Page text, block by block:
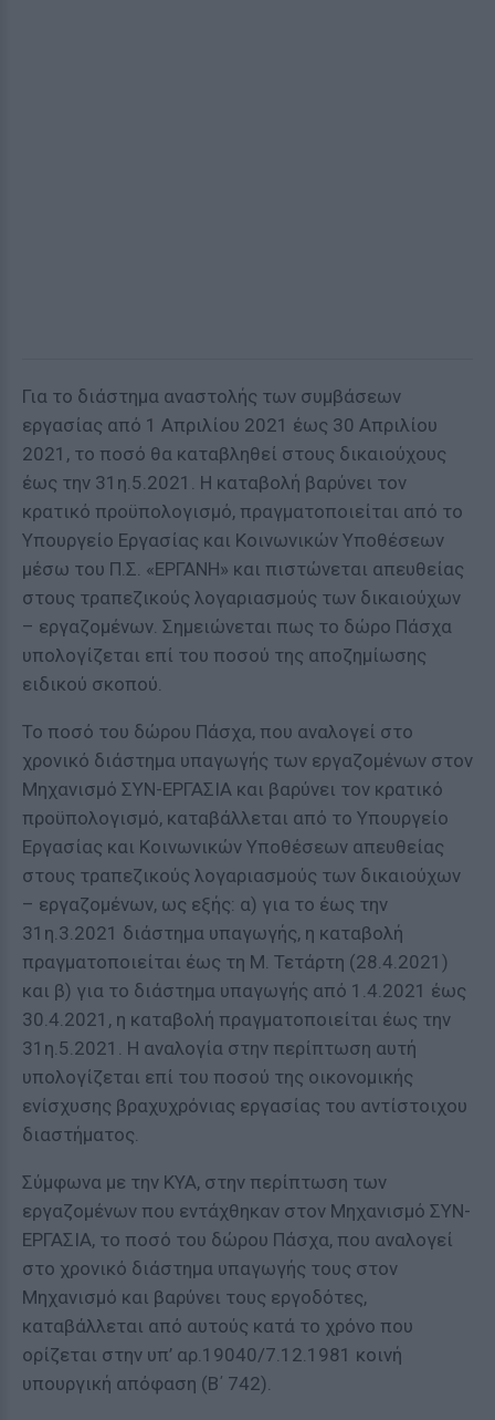
Για το διάστημα αναστολής των συμβάσεων
εργασίας από 1 Απριλίου 2021 έως 30 Απριλίου
2021, το ποσό θα καταβληθεί στους δικαιούχους
έως την 31η.5.2021. Η καταβολή βαρύνει τον
κρατικό προϋπολογισμό, πραγματοποιείται από το
Υπουργείο Εργασίας και Κοινωνικών Υποθέσεων
μέσω του Π.Σ. «ΕΡΓΑΝΗ» και πιστώνεται απευθείας
στους τραπεζικούς λογαριασμούς των δικαιούχων
– εργαζομένων. Σημειώνεται πως το δώρο Πάσχα
υπολογίζεται επί του ποσού της αποζημίωσης
ειδικού σκοπού.
Το ποσό του δώρου Πάσχα, που αναλογεί στο
χρονικό διάστημα υπαγωγής των εργαζομένων στον
Μηχανισμό ΣΥΝ-ΕΡΓΑΣΙΑ και βαρύνει τον κρατικό
προϋπολογισμό, καταβάλλεται από το Υπουργείο
Εργασίας και Κοινωνικών Υποθέσεων απευθείας
στους τραπεζικούς λογαριασμούς των δικαιούχων
– εργαζομένων, ως εξής: α) για το έως την
31η.3.2021 διάστημα υπαγωγής, η καταβολή
πραγματοποιείται έως τη Μ. Τετάρτη (28.4.2021)
και β) για το διάστημα υπαγωγής από 1.4.2021 έως
30.4.2021, η καταβολή πραγματοποιείται έως την
31η.5.2021. Η αναλογία στην περίπτωση αυτή
υπολογίζεται επί του ποσού της οικονομικής
ενίσχυσης βραχυχρόνιας εργασίας του αντίστοιχου
διαστήματος.
Σύμφωνα με την ΚΥΑ, στην περίπτωση των
εργαζομένων που εντάχθηκαν στον Μηχανισμό ΣΥΝ-
ΕΡΓΑΣΙΑ, το ποσό του δώρου Πάσχα, που αναλογεί
στο χρονικό διάστημα υπαγωγής τους στον
Μηχανισμό και βαρύνει τους εργοδότες,
καταβάλλεται από αυτούς κατά το χρόνο που
ορίζεται στην υπ’ αρ.19040/7.12.1981 κοινή
υπουργική απόφαση (Β΄ 742).